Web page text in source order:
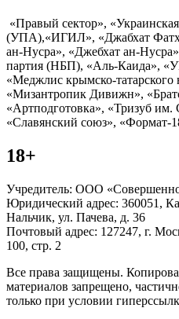
«Правый сектор»,
(УПА),«ИГИЛ», «Джабхат
ан-Нусра», «Джебхат ан-
партия (НБП), «Аль-Каида»,
«Меджлис крымско-
«Мизантропик Дивижн»,
«Артподготовка», «Тризуб
«Славянский союз», «Формат-
18+
Учредитель: ООО
Юридический адрес: 360051,
Нальчик, ул. Пачева, д. 36
Почтовый адрес: 127247, г.
100, стр. 2
Все права защищены.
материалов запрещено,
только при условии